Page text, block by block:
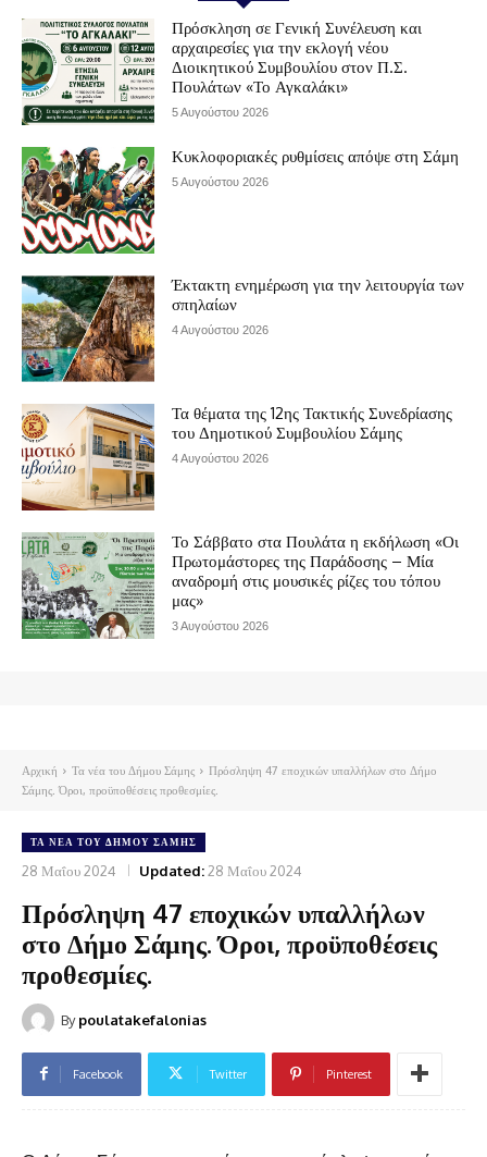
Πρόσκληση σε Γενική Συνέλευση και
αρχαιρεσίες για την εκλογή νέου
Διοικητικού Συμβουλίου στον Π.Σ.
Πουλάτων «Το Αγκαλάκι»
5 Αυγούστου 2026
Κυκλοφοριακές ρυθμίσεις απόψε στη Σάμη
5 Αυγούστου 2026
Έκτακτη ενημέρωση για την λειτουργία των
σπηλαίων
4 Αυγούστου 2026
Τα θέματα της 12ης Τακτικής Συνεδρίασης
του Δημοτικού Συμβουλίου Σάμης
4 Αυγούστου 2026
Το Σάββατο στα Πουλάτα η εκδήλωση «Οι
Πρωτομάστορες της Παράδοσης – Μία
αναδρομή στις μουσικές ρίζες του τόπου
μας»
3 Αυγούστου 2026